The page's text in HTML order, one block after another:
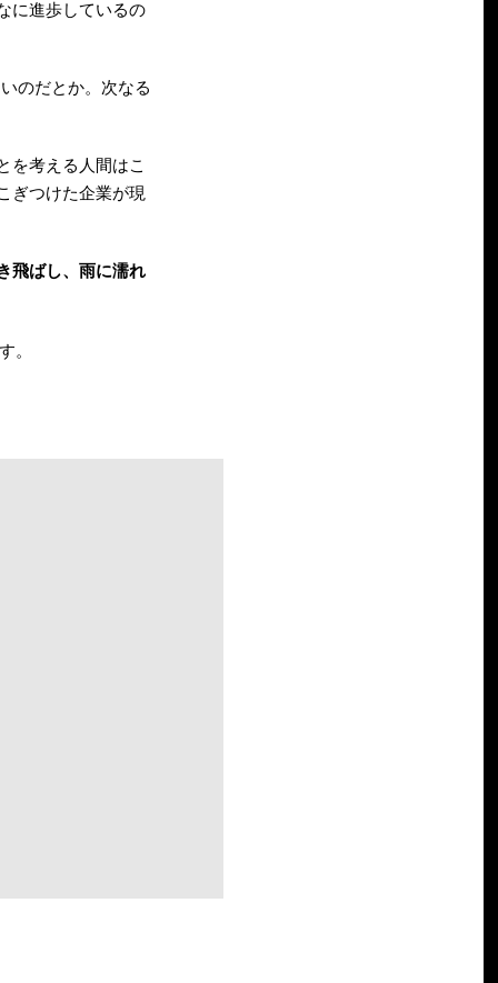
に進歩しているの
のだとか。次なる
を考える人間はこ
ぎつけた企業が現
飛ばし、雨に濡れ
。